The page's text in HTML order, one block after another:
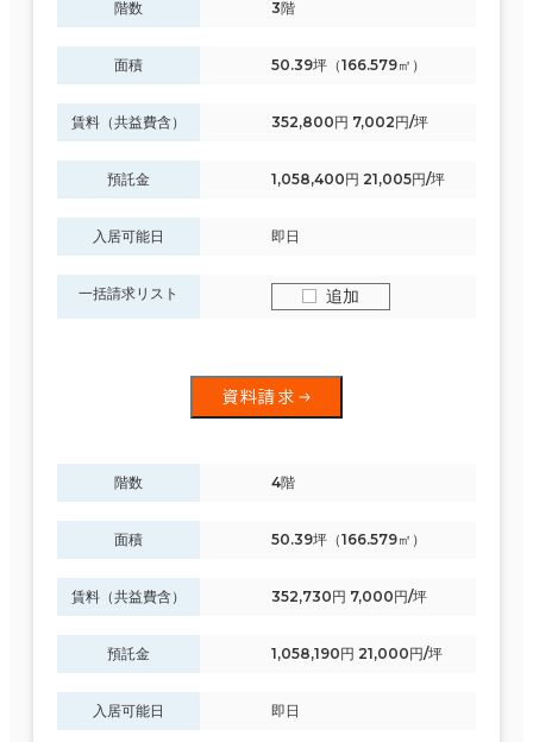
階数 3階
面積 50.39坪（166.579㎡）
賃料（共益費含） 352,800円 7,002円/坪
預託金 1,058,400円 21,005円/坪
入居可能日 即日
一括請求リスト 追加
資料請求
階数 4階
面積 50.39坪（166.579㎡）
賃料（共益費含） 352,730円 7,000円/坪
預託金 1,058,190円 21,000円/坪
入居可能日 即日